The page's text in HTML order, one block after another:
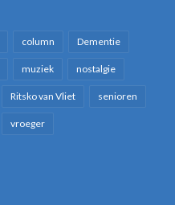
column Dementie
muziek nostalgie
Ritsko van Vliet senioren
vroeger